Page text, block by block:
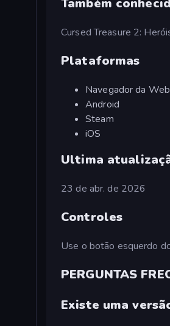
Cursed Treasure 2:
Plataformas
Navegador da
Android
Steam
iOS
Ultima
23 de abr. de 2026
Controles
Use o botão esquerdo
PERGUNTAS
Existe uma